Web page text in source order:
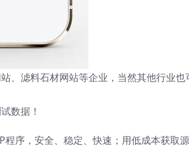
、滤料石材网站等企业，当然其他行业也
数据！
序，安全、稳定、快速；用低成本获取